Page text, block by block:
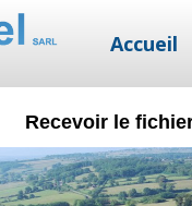
Accueil